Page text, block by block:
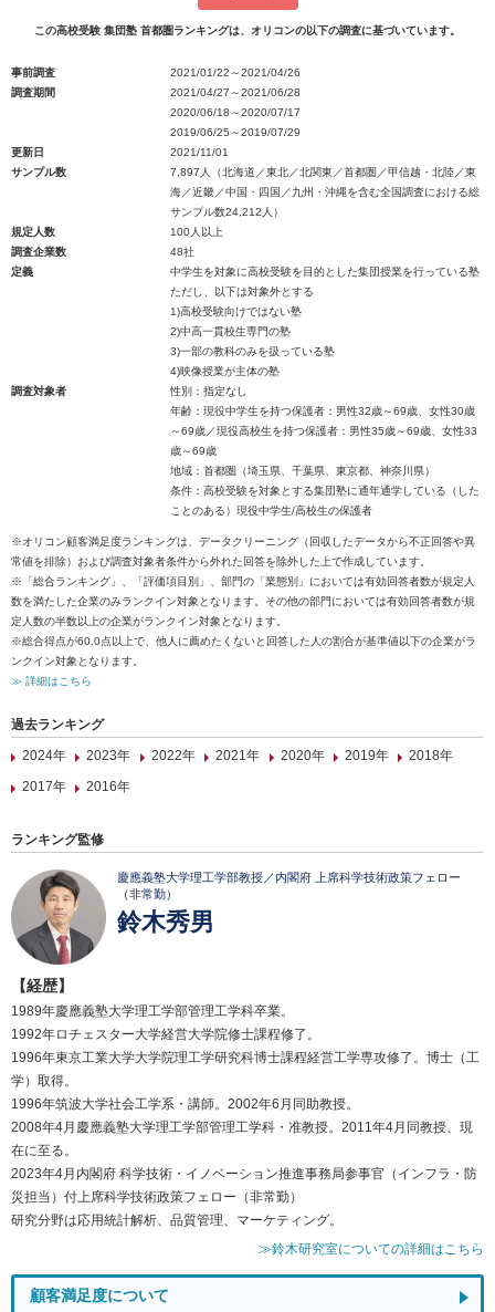
この高校受験 集団塾 首都圏ランキングは、オリコンの以下の調査に基づいています。
事前調査
2021/01/22～2021/04/26
調査期間
2021/04/27～2021/06/28
2020/06/18～2020/07/17
2019/06/25～2019/07/29
更新日
2021/11/01
サンプル数
7,897人（北海道／東北／北関東／首都圏／甲信越・北陸／東
海／近畿／中国・四国／九州・沖縄を含む全国調査における総
サンプル数24,212人）
規定人数
100人以上
調査企業数
48社
定義
中学生を対象に高校受験を目的とした集団授業を行っている塾
ただし、以下は対象外とする
1)高校受験向けではない塾
2)中高一貫校生専門の塾
3)一部の教科のみを扱っている塾
4)映像授業が主体の塾
調査対象者
性別：指定なし
年齢：現役中学生を持つ保護者：男性32歳～69歳、女性30歳
～69歳／現役高校生を持つ保護者：男性35歳～69歳、女性33
歳～69歳
地域：首都圏（埼玉県、千葉県、東京都、神奈川県）
条件：高校受験を対象とする集団塾に通年通学している（した
ことのある）現役中学生/高校生の保護者
※オリコン顧客満足度ランキングは、データクリーニング（回収したデータから不正回答や異
常値を排除）および調査対象者条件から外れた回答を除外した上で作成しています。
※「総合ランキング」、「評価項目別」、部門の「業態別」においては有効回答者数が規定人
数を満たした企業のみランクイン対象となります。その他の部門においては有効回答者数が規
定人数の半数以上の企業がランクイン対象となります。
※総合得点が60.0点以上で、他人に薦めたくないと回答した人の割合が基準値以下の企業がラ
ンクイン対象となります。
≫ 詳細はこちら
過去ランキング
2024年
2023年 2022年 2021年 2020年 2019年
2018年
2017年
2016年
ランキング監修
慶應義塾大学理工学部教授／内閣府 上席科学技術政策フェロー
（非常勤）
鈴木秀男
【経歴】
1989年慶應義塾大学理工学部管理工学科卒業。
1992年ロチェスター大学経営大学院修士課程修了。
1996年東京工業大学大学院理工学研究科博士課程経営工学専攻修了。博士（工
学）取得。
1996年筑波大学社会工学系・講師。2002年6月同助教授。
2008年4月慶應義塾大学理工学部管理工学科・准教授。2011年4月同教授、現
在に至る。
2023年4月内閣府 科学技術・イノベーション推進事務局参事官（インフラ・防
災担当）付上席科学技術政策フェロー（非常勤）
研究分野は応用統計解析、品質管理、マーケティング。
≫鈴木研究室についての詳細はこちら
顧客満足度について